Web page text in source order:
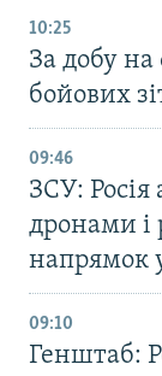
10:25
За добу на
бойових
09:46
ЗСУ: Росія
дронами і
напрямок
09:10
Генштаб: